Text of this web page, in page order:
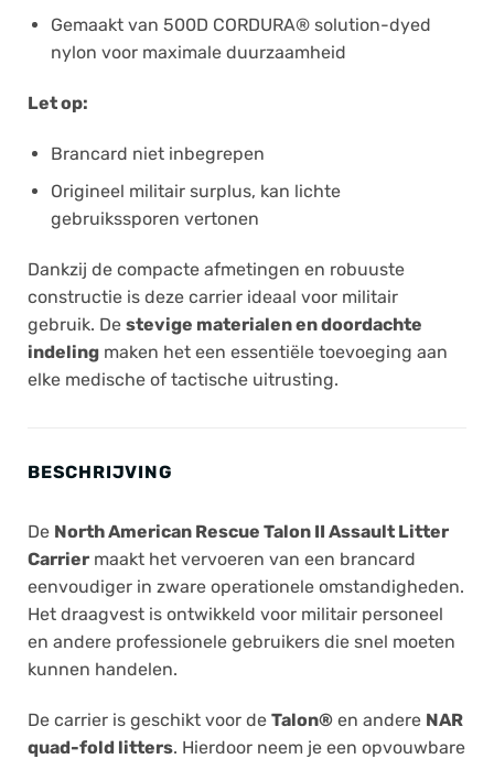
Gemaakt van 500D CORDURA® solution-dyed
nylon voor maximale duurzaamheid
Let op:
Brancard niet inbegrepen
Origineel militair surplus, kan lichte
gebruikssporen vertonen
Dankzij de compacte afmetingen en robuuste
constructie is deze carrier ideaal voor militair
gebruik. De stevige materialen en doordachte
indeling maken het een essentiële toevoeging aan
elke medische of tactische uitrusting.
BESCHRIJVING
De North American Rescue Talon II Assault Litter
Carrier maakt het vervoeren van een brancard
eenvoudiger in zware operationele omstandigheden.
Het draagvest is ontwikkeld voor militair personeel
en andere professionele gebruikers die snel moeten
kunnen handelen.
De carrier is geschikt voor de Talon® en andere NAR
quad-fold litters. Hierdoor neem je een opvouwbare